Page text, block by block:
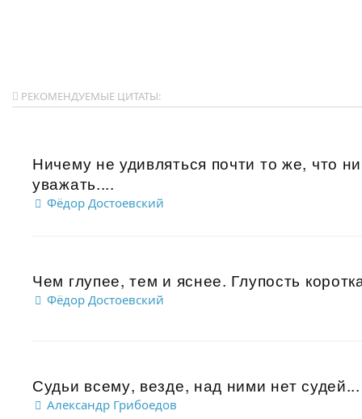
РЕКОМЕНДУЕМЫЕ ЦИТАТЫ:
Ничему не удивляться почти то же, что
уважать....
Фёдор Достоевский
Чем глупее, тем и яснее. Глупость
Фёдор Достоевский
Судьи всему, везде, над ними нет судей...
Александр Грибоедов